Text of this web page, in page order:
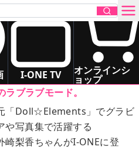
I-ONE TV オンラインシ
ョップ
い合わせ
ブラブモード。
「Doll☆Elements」でグラビ
や写真集で活躍する
崎梨香ちゃんがI-ONEに登